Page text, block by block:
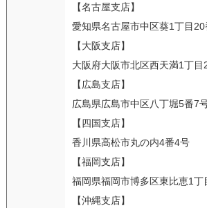
【名古屋支店】
愛知県名古屋市中区葵1丁目
【大阪支店】
大阪府大阪市北区西天満1丁目
【広島支店】
広島県広島市中区八丁堀5番7
【四国支店】
香川県高松市丸の内4番4号
【福岡支店】
福岡県福岡市博多区東比恵1丁
【沖縄支店】